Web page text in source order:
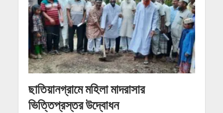
ছাতিয়ানগ্রামে মহিলা মাদরাসার
ভিত্তিপ্রস্তর উদ্বোধন